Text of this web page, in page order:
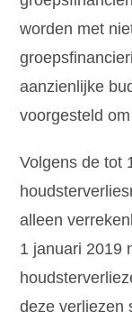
worden met
aanzienlijke
voorgesteld
Volgens de tot
alleen
1 januari 2019
deze verliezen